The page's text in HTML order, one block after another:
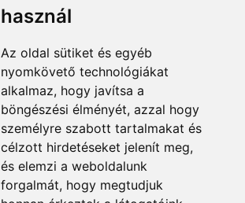
használ
Az oldal sütiket és egyéb
nyomkövető technológiákat
alkalmaz, hogy javítsa a
böngészési élményét, azzal hogy
személyre szabott tartalmakat és
célzott hirdetéseket jelenít meg,
és elemzi a weboldalunk
forgalmát, hogy megtudjuk
24 800 Ft-tól
Elfogadott fizetési módok